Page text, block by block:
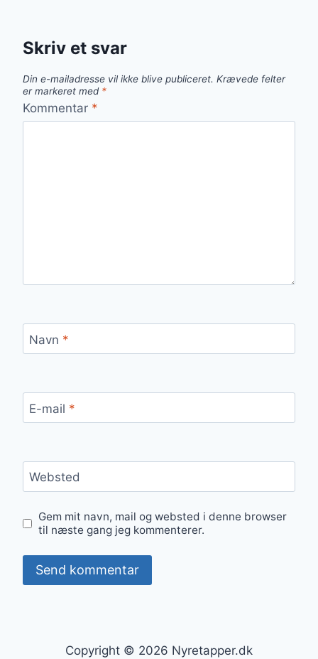
Skriv et svar
Din e-mailadresse vil ikke blive publiceret. Krævede felter
er markeret med *
Kommentar *
Navn *
E-mail *
Websted
Gem mit navn, mail og websted i denne browser
til næste gang jeg kommenterer.
Copyright © 2026 Nyretapper.dk